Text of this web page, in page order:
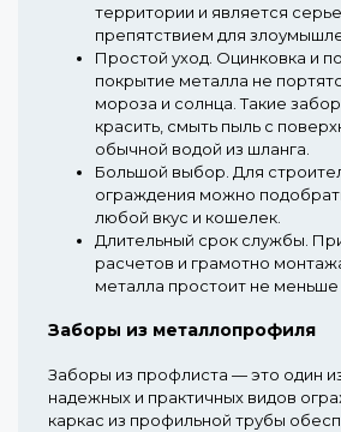
территории и является
препятствием для
Простой уход. Оцинковка и
покрытие металла не
мороза и солнца. Такие
красить, смыть пыль с
обычной водой из шланга.
Большой выбор. Для
ограждения можно
любой вкус и кошелек.
Длительный срок службы.
расчетов и грамотно
металла простоит не меньше
Заборы из металлопрофиля
Заборы из профлиста — это один
надежных и практичных видов
каркас из профильной трубы